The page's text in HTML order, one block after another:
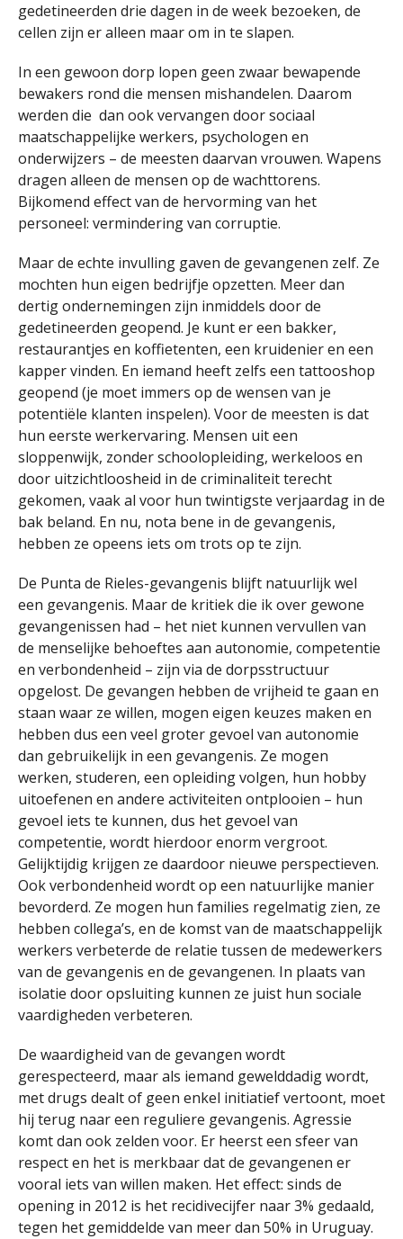
gedetineerden drie dagen in de week bezoeken, de
cellen zijn er alleen maar om in te slapen.
In een gewoon dorp lopen geen zwaar bewapende
bewakers rond die mensen mishandelen. Daarom
werden die dan ook vervangen door sociaal
maatschappelijke werkers, psychologen en
onderwijzers – de meesten daarvan vrouwen. Wapens
dragen alleen de mensen op de wachttorens.
Bijkomend effect van de hervorming van het
personeel: vermindering van corruptie.
Maar de echte invulling gaven de gevangenen zelf. Ze
mochten hun eigen bedrijfje opzetten. Meer dan
dertig ondernemingen zijn inmiddels door de
gedetineerden geopend. Je kunt er een bakker,
restaurantjes en koffietenten, een kruidenier en een
kapper vinden. En iemand heeft zelfs een tattooshop
geopend (je moet immers op de wensen van je
potentiële klanten inspelen). Voor de meesten is dat
hun eerste werkervaring. Mensen uit een
sloppenwijk, zonder schoolopleiding, werkeloos en
door uitzichtloosheid in de criminaliteit terecht
gekomen, vaak al voor hun twintigste verjaardag in de
bak beland. En nu, nota bene in de gevangenis,
hebben ze opeens iets om trots op te zijn.
De Punta de Rieles-gevangenis blijft natuurlijk wel
een gevangenis. Maar de kritiek die ik over gewone
gevangenissen had – het niet kunnen vervullen van
de menselijke behoeftes aan autonomie, competentie
en verbondenheid – zijn via de dorpsstructuur
opgelost. De gevangen hebben de vrijheid te gaan en
staan waar ze willen, mogen eigen keuzes maken en
hebben dus een veel groter gevoel van autonomie
dan gebruikelijk in een gevangenis. Ze mogen
werken, studeren, een opleiding volgen, hun hobby
uitoefenen en andere activiteiten ontplooien – hun
gevoel iets te kunnen, dus het gevoel van
competentie, wordt hierdoor enorm vergroot.
Gelijktijdig krijgen ze daardoor nieuwe perspectieven.
Ook verbondenheid wordt op een natuurlijke manier
bevorderd. Ze mogen hun families regelmatig zien, ze
hebben collega’s, en de komst van de maatschappelijk
werkers verbeterde de relatie tussen de medewerkers
van de gevangenis en de gevangenen. In plaats van
isolatie door opsluiting kunnen ze juist hun sociale
vaardigheden verbeteren.
De waardigheid van de gevangen wordt
gerespecteerd, maar als iemand gewelddadig wordt,
met drugs dealt of geen enkel initiatief vertoont, moet
hij terug naar een reguliere gevangenis. Agressie
komt dan ook zelden voor. Er heerst een sfeer van
respect en het is merkbaar dat de gevangenen er
vooral iets van willen maken. Het effect: sinds de
opening in 2012 is het recidivecijfer naar 3% gedaald,
tegen het gemiddelde van meer dan 50% in Uruguay.